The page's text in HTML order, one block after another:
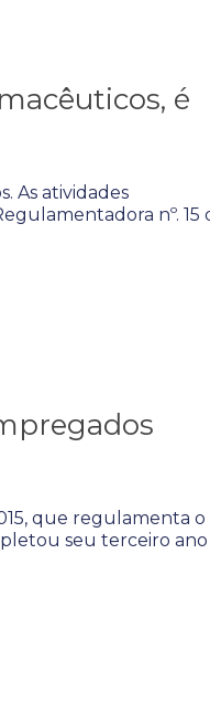
é
As atividades
nº. 15
que regulamenta o
seu terceiro